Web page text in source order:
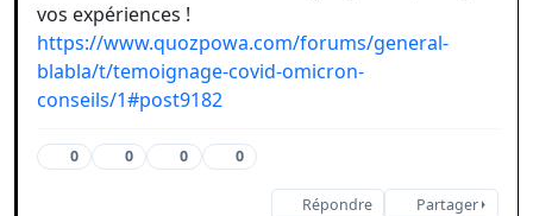
vos expériences !
https://www.quozpowa.com/forums/general-
blabla/t/temoignage-covid-omicron-
conseils/1#post9182
0 0 0 0
Répondre Partager